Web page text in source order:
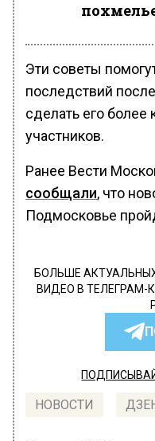
Эти советы
последствий
сделать его
участников.
Ранее Вести
сообщали, что
Подмосковье
БОЛЬШЕ
ВИДЕО В ТЕЛЕГРАМ-
НОВОСТИ